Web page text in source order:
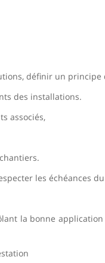
définir un
des installations.
associés,
les échéances
la bonne